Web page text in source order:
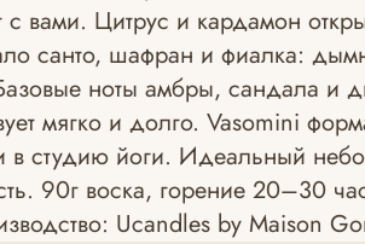
с вами. Цитрус и кардамон
санто, шафран и фиалка:
ноты амбры, сандала и
мягко и долго. Vasomini
в студию йоги. Идеальный
90г воска, горение 20–30
Ucandles by Maison